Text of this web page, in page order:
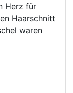
Herz für
Haarschnitt
waren